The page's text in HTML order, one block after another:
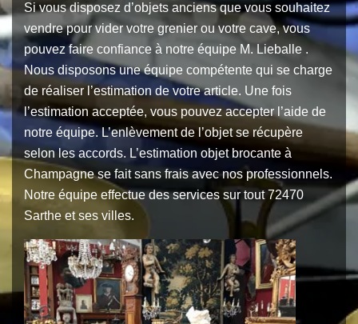
Si vous disposez d’objets anciens que vous souhaitez
vendre pour vider votre grenier ou votre cave, vous
pouvez faire confiance à notre équipe M. Lieballe .
Nous disposons une équipe compétente qui se charge
de réaliser l’estimation de votre article. Une fois
l’estimation acceptée, vous pouvez accepter l’aide de
notre équipe. L’enlèvement de l’objet se récupère
selon les accords. L’estimation objet brocante à
Champagne se fait sans frais avec nos professionnels.
Notre équipe effectue des services sur tout 72470
Sarthe et ses villes.